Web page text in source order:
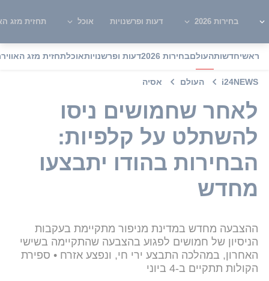
בחירות 2026 דעות ופרשנויות אוכל תחזית מזג
ראשיחדשותהעולםבחירות 2026 דעות ופרשנויותאוכלתחזית מזג האוויר
i24NEWS העולם אסיה
לאחר שחמושים ניסו
להשתלט על קלפיות:
הבחירות בהודו יתבצעו
מחדש
ההצבעה מחדש במדינת מניפור מתקיימת בעקבות
הניסיון של חמושים לפגוע בהצבעה שהתקיימה בשישי
האחרון, במהלכה התבצע ירי חי, ונפצע אזרח • ספירת
הקולות תתקיים ב-4 ביוני